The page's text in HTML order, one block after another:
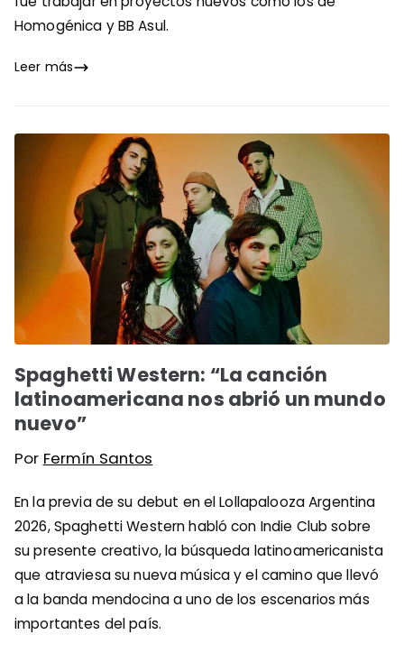
Homogénica y BB Asul.
Leer más
Spaghetti Western: “La canción
latinoamericana nos abrió un mundo
nuevo”
Por Fermín Santos
En la previa de su debut en el Lollapalooza Argentina
2026, Spaghetti Western habló con Indie Club sobre
su presente creativo, la búsqueda latinoamericanista
que atraviesa su nueva música y el camino que llevó
a la banda mendocina a uno de los escenarios más
importantes del país.